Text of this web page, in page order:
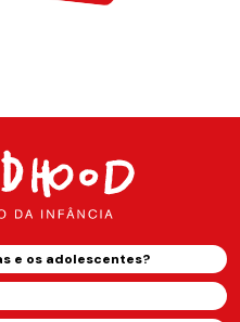
e os adolescentes?